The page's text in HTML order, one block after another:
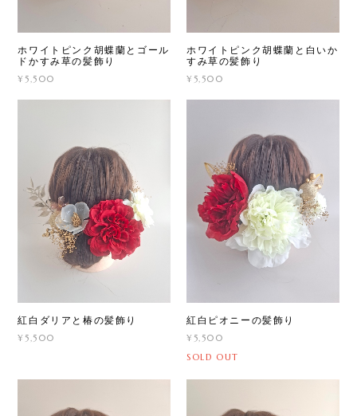
ホワイトピンク胡蝶蘭とゴール
ドかすみ草の髪飾り
¥5,500
ホワイトピンク胡蝶蘭と白いか
すみ草の髪飾り
¥5,500
紅白ダリアと椿の髪飾り
¥5,500
紅白ピオニーの髪飾り
¥5,500
SOLD OUT